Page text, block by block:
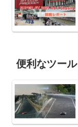
便利なツール